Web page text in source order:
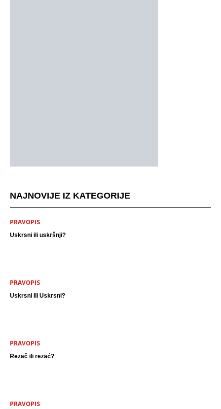
NAJNOVIJE IZ KATEGORIJE
PRAVOPIS
Uskrsni ili uskršnji?
PRAVOPIS
Uskrsni ili Uskrsni?
PRAVOPIS
Rezač ili rezać?
PRAVOPIS